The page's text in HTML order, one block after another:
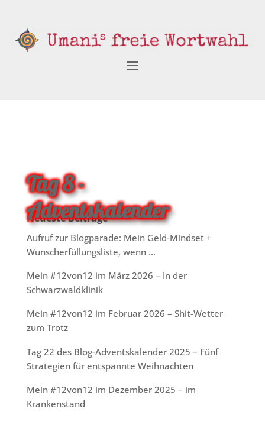
Tag 8 -
Adventskalender
Neueste Beiträge
Aufruf zur Blogparade: Mein Geld-Mindset +
Wunscherfüllungsliste, wenn …
Mein #12von12 im März 2026 – In der
Schwarzwaldklinik
Mein #12von12 im Februar 2026 – Shit-Wetter
zum Trotz
Tag 22 des Blog-Adventskalender 2025 – Fünf
Strategien für entspannte Weihnachten
Mein #12von12 im Dezember 2025 – im
Krankenstand